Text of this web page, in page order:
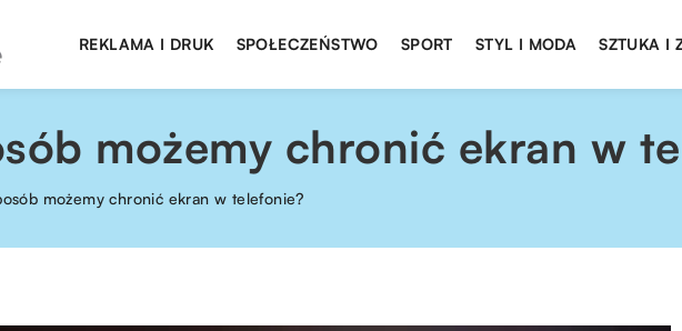
REKLAMA I DRUK SPOŁECZEŃSTWO SPORT STYL I MODA SZTUKA I
możemy chronić ekran w
możemy chronić ekran w telefonie?